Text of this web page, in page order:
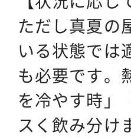
ただし真夏の
いる状態では
も必要です。
を冷やす時」
スく飲み分け